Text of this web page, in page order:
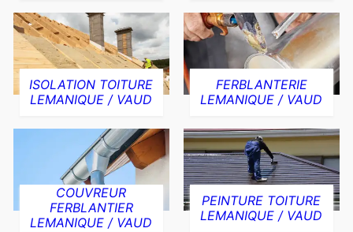
ISOLATION TOITURE
LEMANIQUE / VAUD
FERBLANTERIE
LEMANIQUE / VAUD
COUVREUR
FERBLANTIER
LEMANIQUE / VAUD
PEINTURE TOITURE
LEMANIQUE / VAUD